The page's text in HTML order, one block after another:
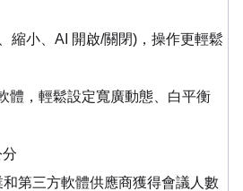
縮小、AI 開啟/關閉)，操作更輕鬆
體，輕鬆設定寬廣動態、白平衡
第三方軟體供應商獲得會議人數